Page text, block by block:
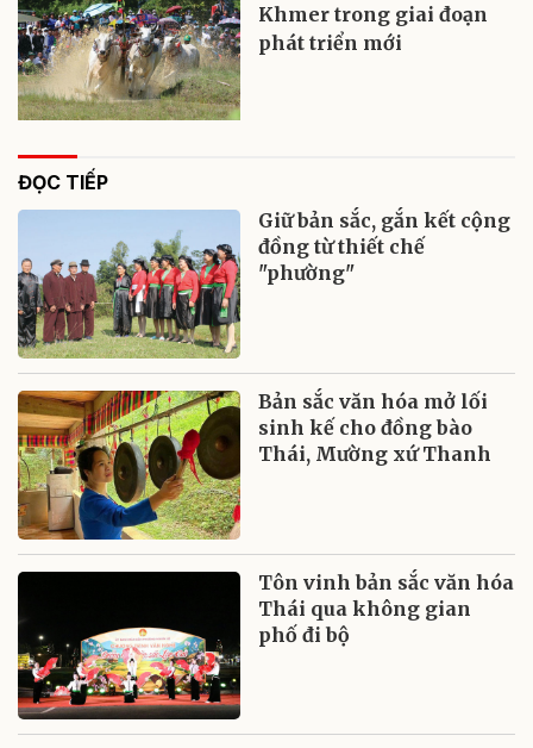
Khmer trong giai đoạn
phát triển mới
ĐỌC TIẾP
Giữ bản sắc, gắn kết cộng
đồng từ thiết chế
"phường"
Bản sắc văn hóa mở lối
sinh kế cho đồng bào
Thái, Mường xứ Thanh
Tôn vinh bản sắc văn hóa
Thái qua không gian
phố đi bộ